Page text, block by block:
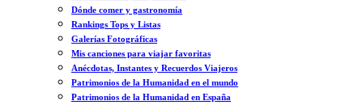
Dónde comer y gastronomía
Rankings Tops y Listas
Galerías Fotográficas
Mis canciones para viajar favoritas
Anécdotas, Instantes y Recuerdos Viajeros
Patrimonios de la Humanidad en el mundo
Patrimonios de la Humanidad en España